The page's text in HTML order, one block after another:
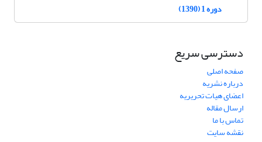
دوره 1 (1390)
دسترسی سریع
صفحه اصلی
درباره نشریه
اعضای هیات تحریریه
ارسال مقاله
تماس با ما
نقشه سایت